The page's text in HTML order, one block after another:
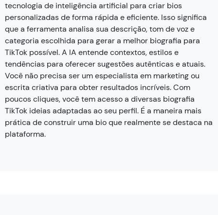
tecnologia de inteligência artificial para criar bios
personalizadas de forma rápida e eficiente. Isso significa
que a ferramenta analisa sua descrição, tom de voz e
categoria escolhida para gerar a melhor biografia para
TikTok possível. A IA entende contextos, estilos e
tendências para oferecer sugestões autênticas e atuais.
Você não precisa ser um especialista em marketing ou
escrita criativa para obter resultados incríveis. Com
poucos cliques, você tem acesso a diversas biografia
TikTok ideias adaptadas ao seu perfil. É a maneira mais
prática de construir uma bio que realmente se destaca na
plataforma.